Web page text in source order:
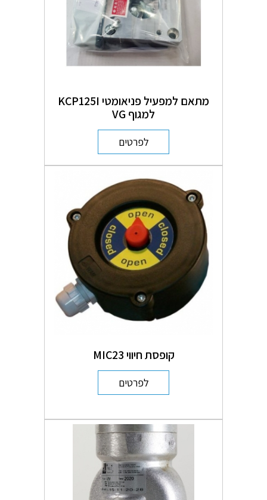
מתאם למפעיל פניאומטי KCP125I
למגוף VG
לפרטים
קופסת חיווי MIC23
לפרטים